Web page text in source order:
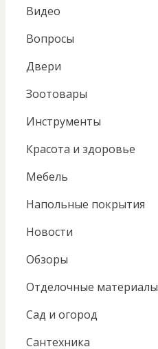
Видео
Вопросы
Двери
Зоотовары
Инструменты
Красота и здоровье
Мебель
Напольные покрытия
Новости
Обзоры
Отделочные материалы
Сад и огород
Сантехника